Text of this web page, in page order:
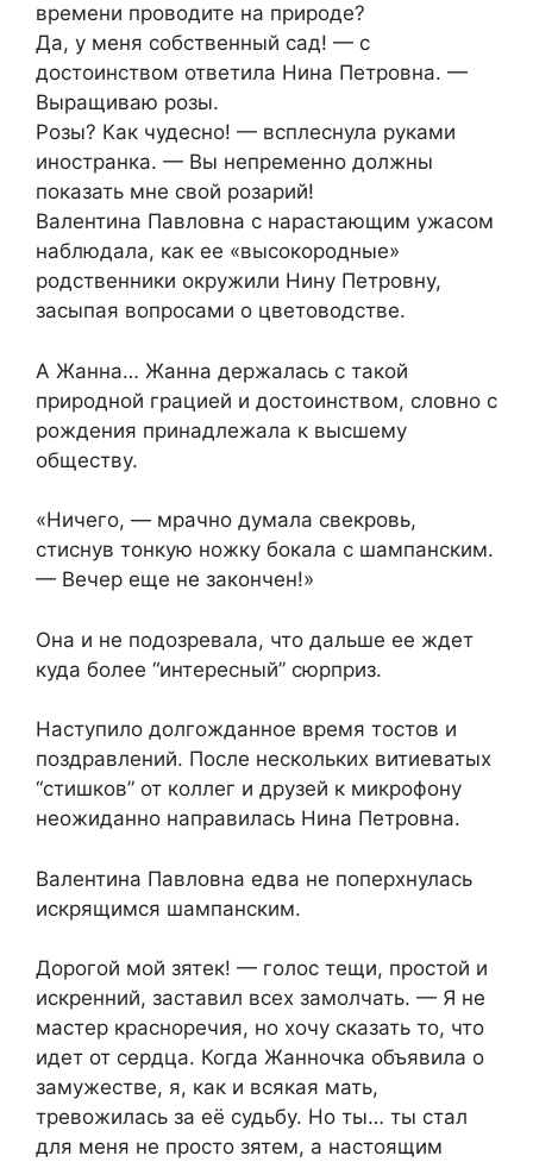
времени проводите на природе?
Да, у меня собственный сад! — с
достоинством ответила Нина Петровна. —
Выращиваю розы.
Розы? Как чудесно! — всплеснула руками
иностранка. — Вы непременно должны
показать мне свой розарий!
Валентина Павловна с нарастающим ужасом
наблюдала, как ее «высокородные»
родственники окружили Нину Петровну,
засыпая вопросами о цветоводстве.
А Жанна… Жанна держалась с такой
природной грацией и достоинством, словно с
рождения принадлежала к высшему
обществу.
«Ничего, — мрачно думала свекровь,
стиснув тонкую ножку бокала с шампанским.
— Вечер еще не закончен!»
Она и не подозревала, что дальше ее ждет
куда более “интересный” сюрприз.
Наступило долгожданное время тостов и
поздравлений. После нескольких витиеватых
“стишков” от коллег и друзей к микрофону
неожиданно направилась Нина Петровна.
Валентина Павловна едва не поперхнулась
искрящимся шампанским.
Дорогой мой зятек! — голос тещи, простой и
искренний, заставил всех замолчать. — Я не
мастер красноречия, но хочу сказать то, что
идет от сердца. Когда Жанночка объявила о
замужестве, я, как и всякая мать,
тревожилась за её судьбу. Но ты… ты стал
для меня не просто зятем, а настоящим